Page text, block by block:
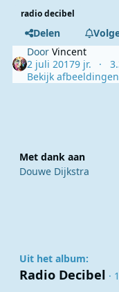
radio decibel
Delen
DoorVincent
2 juli 20179 jr.
Bekijk
Met dank aan
Douwe Dijkstra
Uit het album:
Radio Decibel ·